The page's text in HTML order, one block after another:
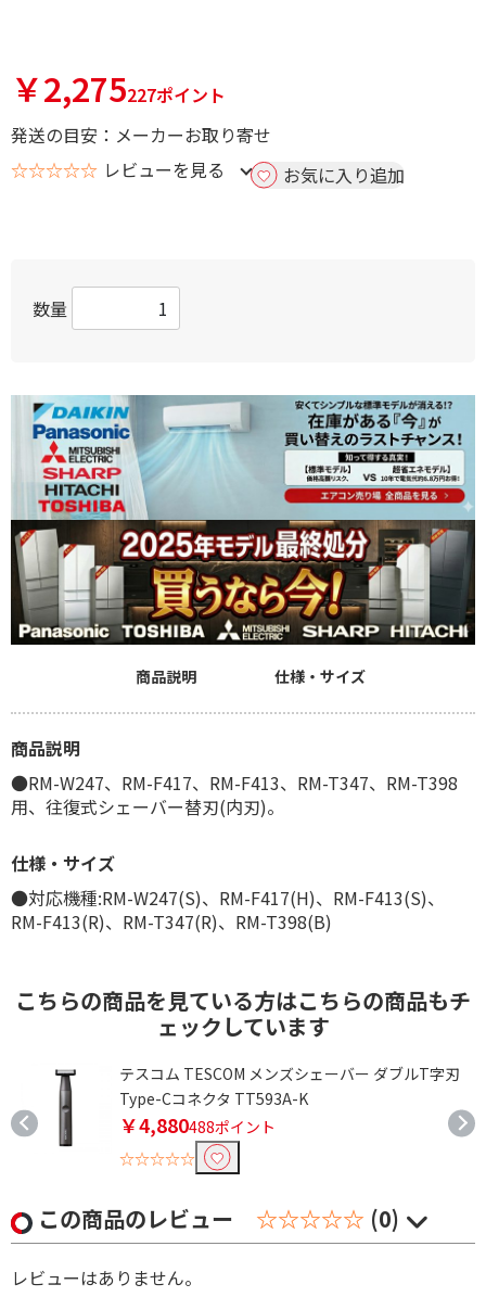
￥2,275227ポイント
発送の目安：メーカーお取り寄せ
☆☆☆☆☆ レビューを見る お気に入り追加
数量
商品説明 仕様・サイズ
商品説明
●RM-W247、RM-F417、RM-F413、RM-T347、RM-T398
用、往復式シェーバー替刃(内刃)。
仕様・サイズ
●対応機種:RM-W247(S)、RM-F417(H)、RM-F413(S)、
RM-F413(R)、RM-T347(R)、RM-T398(B)
こちらの商品を見ている方はこちらの商品もチ
ェックしています
テスコム TESCOM メンズシェーバー ダブルT字刃
Type-Cコネクタ TT593A-K
￥4,880488ポイント
☆☆☆☆☆
この商品のレビュー ☆☆☆☆☆ (0)
レビューはありません。